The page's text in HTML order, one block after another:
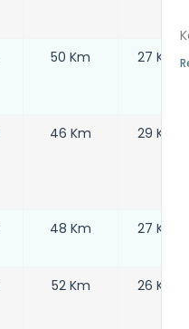
50 Km 27 Km
46 Km 29 Km
48 Km 27 Km
52 Km 26 Km